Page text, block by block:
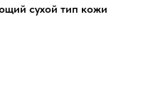
сухой тип кожи